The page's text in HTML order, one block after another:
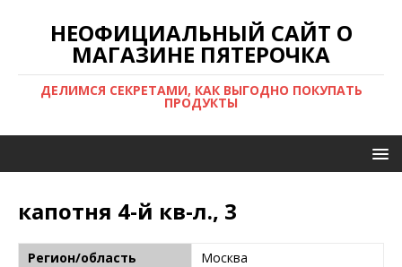
НЕОФИЦИАЛЬНЫЙ САЙТ О
МАГАЗИНЕ ПЯТЕРОЧКА
ДЕЛИМСЯ СЕКРЕТАМИ, КАК ВЫГОДНО ПОКУПАТЬ
ПРОДУКТЫ
капотня 4-й кв-л., 3
Регион/область
Москва